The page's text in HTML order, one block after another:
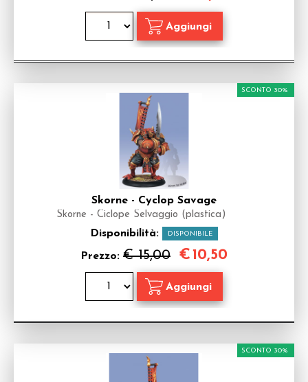
Skorne - Cyclop Savage
Skorne - Ciclope Selvaggio (plastica)
Disponibilità: DISPONIBILE
Prezzo: € 15,00
SCONTO 30%
€10,50
SCONTO 30%